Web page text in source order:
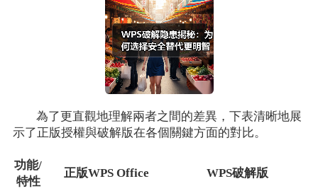
為了更直觀地理解兩者之間的差異，下表清晰地展
示了正版授權與破解版在各個關鍵方面的對比。
功能/
特性
正版WPS Office
WPS破解版